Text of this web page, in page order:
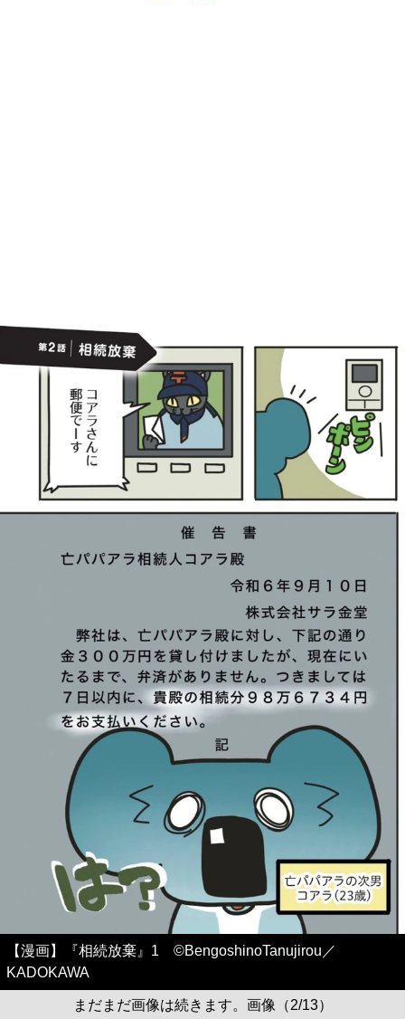
【漫画】『相続放棄』1 ©BengoshinoTanujirou／
KADOKAWA
まだまだ画像は続きます。画像（2/13）